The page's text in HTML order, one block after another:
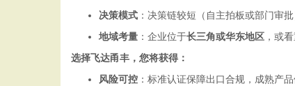
决策模式 ：决策链较短（自主拍板或部门审
地域考量 ：企业位于长三角或华东地区 ，或
选择飞达甬丰，您将获得：
风险可控 ：标准认证保障出口合规，成熟产品